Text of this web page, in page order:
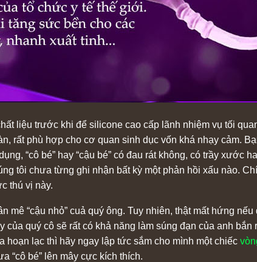
liệu trước khi để silicone cao cấp lãnh nhiệm vụ tối
rất phù hợp cho cơ quan sinh dục vốn khá nhạy cảm.
“cô bé” hay “cậu bé” có đau rát không, có trầy xước
tôi chưa từng ghi nhận bất kỳ một phản hồi xấu nào.
thú vị này.
mê “cậu nhỏ” cuả quý ông. Tuy nhiên, thật mất hứng
quý cô sẽ rất có khả năng làm súng đạn của anh bắn
lạc thì hãy ngay lập tức sắm cho mình một chiếc
“cô bé” lên mây cực kích thích.